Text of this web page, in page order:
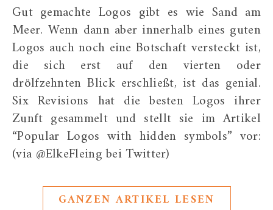
Gut gemachte Logos gibt es wie Sand am
Meer. Wenn dann aber innerhalb eines guten
Logos auch noch eine Botschaft versteckt ist,
die sich erst auf den vierten oder
drölfzehnten Blick erschließt, ist das genial.
Six Revisions hat die besten Logos ihrer
Zunft gesammelt und stellt sie im Artikel
“Popular Logos with hidden symbols” vor:
(via @ElkeFleing bei Twitter)
GANZEN ARTIKEL LESEN